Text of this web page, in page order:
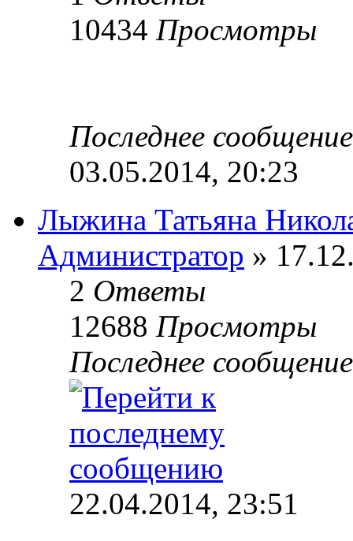
10434 Просмотры
Последнее
03.05.2014, 20:23
Лыжина Татьяна
Администратор »
2 Ответы
12688 Просмотры
Последнее
22.04.2014, 23:51